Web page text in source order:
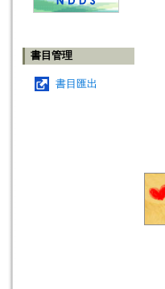
書目管理
書目匯出